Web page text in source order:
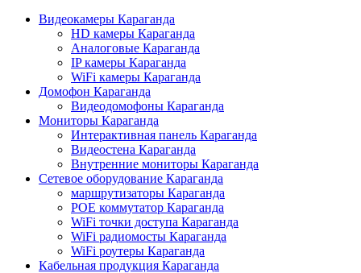
Видеокамеры Караганда
HD камеры Караганда
Аналоговые Караганда
IP камеры Караганда
WiFi камеры Караганда
Домофон Караганда
Видеодомофоны Караганда
Мониторы Караганда
Интерактивная панель Караганда
Видеостена Караганда
Внутренние мониторы Караганда
Сетевое оборудование Караганда
маршрутизаторы Караганда
POE коммутатор Караганда
WiFi точки доступа Караганда
WiFi радиомосты Караганда
WiFi роутеры Караганда
Кабельная продукция Караганда